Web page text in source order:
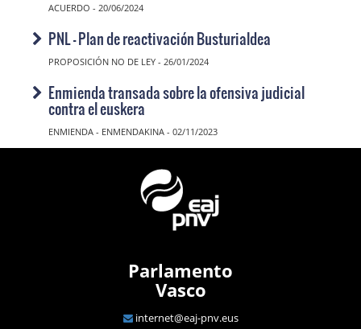
ACUERDO - 20/06/2024
PNL - Plan de reactivación Busturialdea
PROPOSICIÓN NO DE LEY - 26/01/2024
Enmienda transada sobre la ofensiva judicial
contra el euskera
ENMIENDA - ENMENDAKINA - 02/11/2023
Parlamento
Vasco
internet@eaj-pnv.eus